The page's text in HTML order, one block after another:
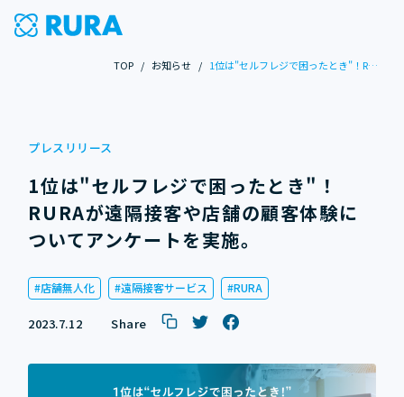
TOP / お知らせ / 1位は"セルフレジで困ったとき"！RURAが遠隔接客や店舗の顧客体験についてアンケートを実施。
プレスリリース
1位は"セルフレジで困ったとき"！
RURAが遠隔接客や店舗の顧客体験に
ついてアンケートを実施。
店舗無人化 遠隔接客サービス RURA
2023.7.12 Share